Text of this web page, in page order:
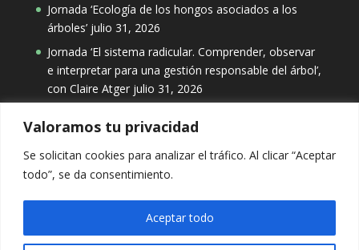
Valoramos tu privacidad
Se solicitan cookies para analizar el tráfico. Al clicar “Aceptar
todo”, se da consentimiento.
Aceptar todo
Jornada ‘Ecología de los hongos asociados a los
árboles’ julio 31, 2026
Jornada ‘El sistema radicular. Comprender, observar
e interpretar para una gestión responsable del árbol’,
con Claire Atger julio 31, 2026
Categorías